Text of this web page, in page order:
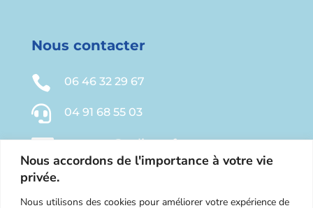
Nous accordons de l'importance à votre vie
privée.
Nous utilisons des cookies pour améliorer votre expérience de
Nous contacter
 06 46 32 29 67
 04 91 68 55 03
 contact@relieve-france.com

Chemin des Pasquiers
13190 ALLAUCH